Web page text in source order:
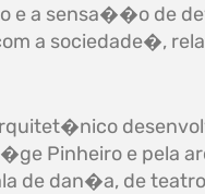
e a sensa��o de
a sociedade�,
Pinheiro e pela
de dan�a, de